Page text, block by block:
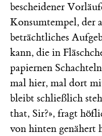
bescheidener
Konsumtempel, der
beträchtliches
kann, die in
papiernen
mal hier, mal dort
bleibt schließlich
that, Sir?», fragt
von hinten genähert